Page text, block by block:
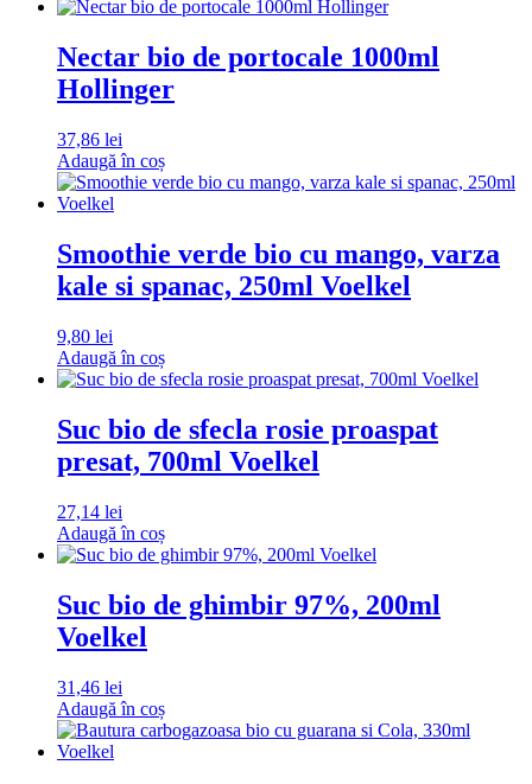
Nectar bio de portocale 1000ml
Hollinger
37,86 lei
Adaugă în coș
Smoothie verde bio cu mango, varza
kale si spanac, 250ml Voelkel
9,80 lei
Adaugă în coș
Suc bio de sfecla rosie proaspat
presat, 700ml Voelkel
27,14 lei
Adaugă în coș
Suc bio de ghimbir 97%, 200ml
Voelkel
31,46 lei
Adaugă în coș